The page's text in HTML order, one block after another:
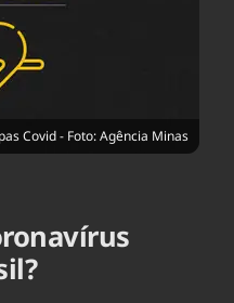
Tempo
Covid - Foto: Agência Minas